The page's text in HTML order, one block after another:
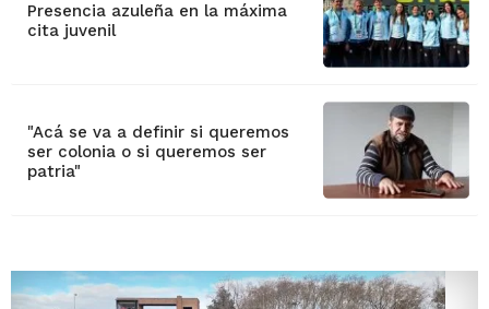
Presencia azuleña en la máxima
cita juvenil
"Acá se va a definir si queremos
ser colonia o si queremos ser
patria"